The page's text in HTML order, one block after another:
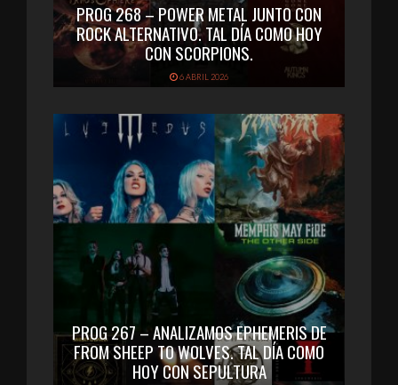
PROG 268 – POWER METAL JUNTO CON
ROCK ALTERNATIVO. TAL DÍA COMO HOY
CON SCORPIONS.
6 ABRIL 2026
PROG 267 – ANALIZAMOS EPHEMERIS DE
FROM SHEEP TO WOLVES. TAL DÍA COMO
HOY CON SEPULTURA